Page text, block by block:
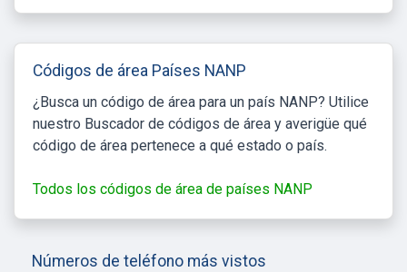
Códigos de área Países NANP
¿Busca un código de área para un país NANP? Utilice
nuestro Buscador de códigos de área y averigüe qué
código de área pertenece a qué estado o país.
Todos los códigos de área de países NANP
Números de teléfono más vistos